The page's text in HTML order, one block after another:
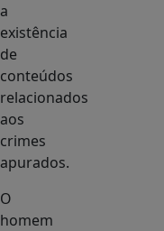
a
existência
de
conteúdos
relacionados
aos
crimes
apurados.
O
homem